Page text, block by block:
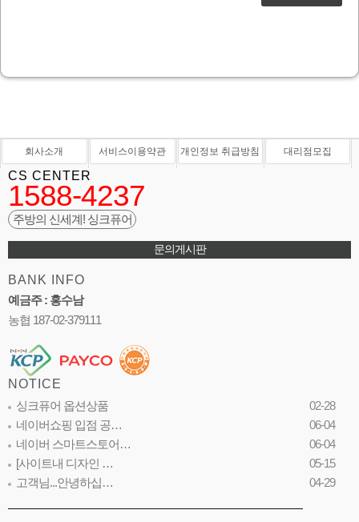
회사소개 서비스이용약관 개인정보 취급방침 대리점모집
CS CENTER
1588-4237
주방의 신세계! 싱크퓨어
문의게시판
BANK INFO
예금주 : 홍수남
농협 187-02-379111
NOTICE
싱크퓨어 옵션상품
02-28
네이버쇼핑 입점 공…
06-04
네이버 스마트스토어…
06-04
[사이트내 디자인 …
05-15
고객님...안녕하십…
04-29